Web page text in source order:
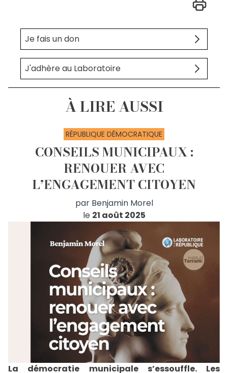
Je fais un don
J'adhère au Laboratoire
À LIRE AUSSI
RÉPUBLIQUE DÉMOCRATIQUE
CONSEILS MUNICIPAUX :
RENOUER AVEC
L’ENGAGEMENT CITOYEN
par Benjamin Morel
le 21 août 2025
La démocratie municipale s’essouffle. Les